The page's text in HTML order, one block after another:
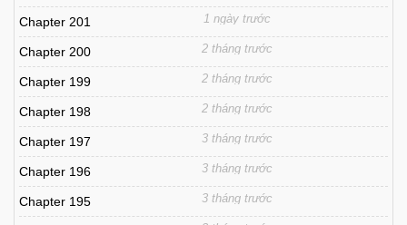
Chapter 201 1 ngày trước
Chapter 200 2 tháng trước
Chapter 199 2 tháng trước
Chapter 198 2 tháng trước
Chapter 197 3 tháng trước
Chapter 196 3 tháng trước
Chapter 195 3 tháng trước